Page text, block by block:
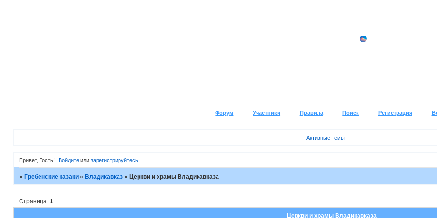
Форум Участники Правила Поиск Регистрация
Активные темы
Привет, Гость! Войдите илизарегистрируйтесь
» Гребенские казаки » Владикавказ » Церкви и храмы Владикавказа
Церкви и храмы Владикавказа
Страница: 1